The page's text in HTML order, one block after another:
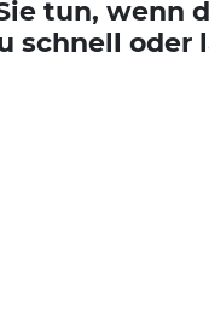
tun, wenn
schnell oder